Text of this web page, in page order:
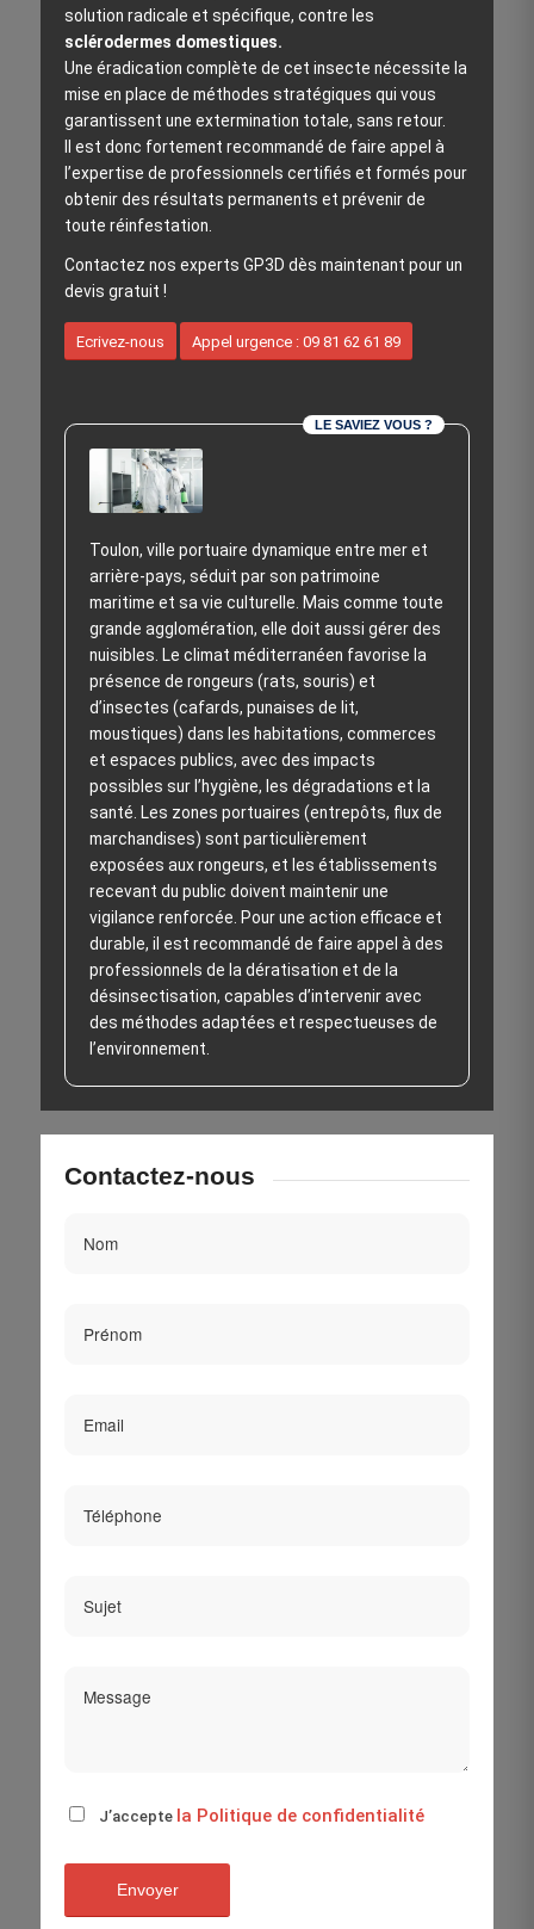
solution radicale et spécifique, contre les
sclérodermes domestiques.
Une éradication complète de cet insecte nécessite la
mise en place de méthodes stratégiques qui vous
garantissent une extermination totale, sans retour.
Il est donc fortement recommandé de faire appel à
l’expertise de professionnels certifiés et formés pour
obtenir des résultats permanents et prévenir de
toute réinfestation.
Contactez nos experts GP3D dès maintenant pour un
devis gratuit !
Ecrivez-nous Appel urgence : 09 81 62 61 89
LE SAVIEZ VOUS ?
Toulon, ville portuaire dynamique entre mer et
arrière‑pays, séduit par son patrimoine
maritime et sa vie culturelle. Mais comme toute
grande agglomération, elle doit aussi gérer des
nuisibles. Le climat méditerranéen favorise la
présence de rongeurs (rats, souris) et
d’insectes (cafards, punaises de lit,
moustiques) dans les habitations, commerces
et espaces publics, avec des impacts
possibles sur l’hygiène, les dégradations et la
santé. Les zones portuaires (entrepôts, flux de
marchandises) sont particulièrement
exposées aux rongeurs, et les établissements
recevant du public doivent maintenir une
vigilance renforcée. Pour une action efficace et
durable, il est recommandé de faire appel à des
professionnels de la dératisation et de la
désinsectisation, capables d’intervenir avec
des méthodes adaptées et respectueuses de
l’environnement.
Contactez-nous
J’accepte la Politique de confidentialité